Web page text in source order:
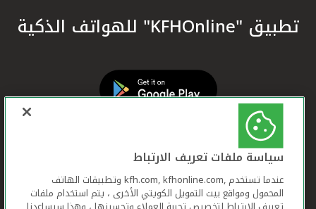
تطبيق "KFHOnline" للهواتف الذكية
سياسة ملفات تعريف الارتباط
عندما تستخدم ,kfh.com, kfhonline.com وتطبيقات الهاتف
المحمول ومواقع بيت التمويل الكويتي الأخرى ، يتم استخدام ملفات